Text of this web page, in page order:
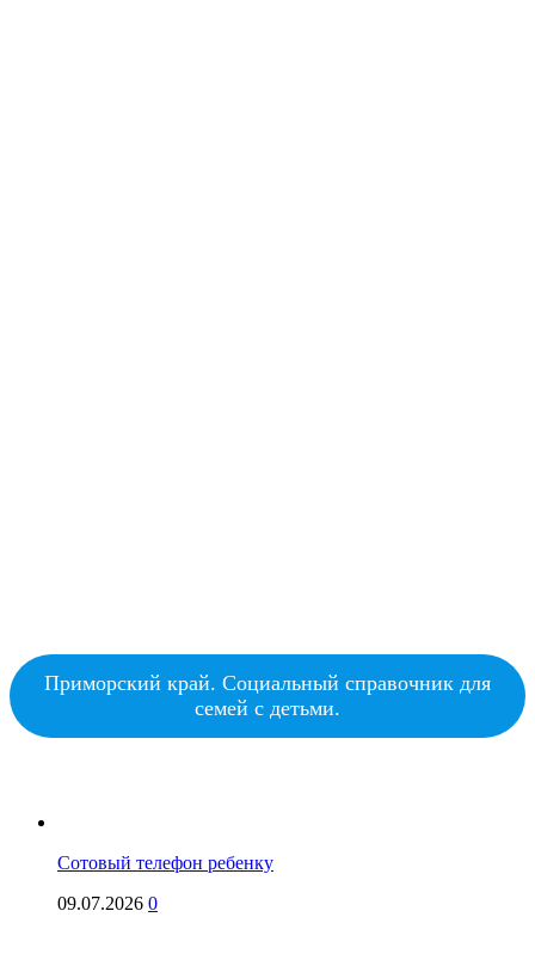
Приморский край. Социальный справочник для
семей с детьми.
Сотовый телефон ребенку
09.07.2026 0